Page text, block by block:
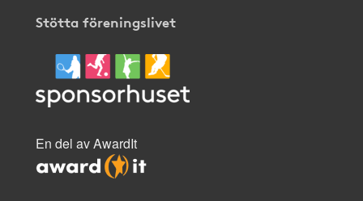
Stötta föreningslivet
En del av AwardIt